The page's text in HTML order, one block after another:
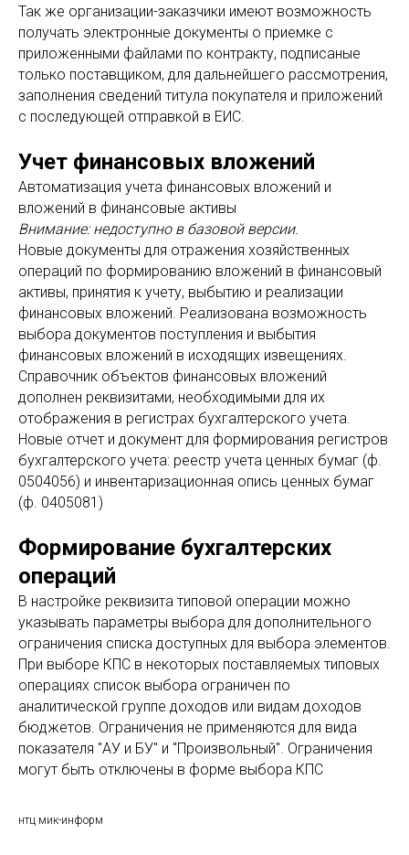
Так же организации-заказчики имеют возможность
получать электронные документы о приемке с
приложенными файлами по контракту, подписаные
только поставщиком, для дальнейшего рассмотрения,
заполнения сведений титула покупателя и приложений
с последующей отправкой в ЕИС.
Учет финансовых вложений
Автоматизация учета финансовых вложений и
вложений в финансовые активы
Внимание: недоступно в базовой версии.
Новые документы для отражения хозяйственных
операций по формированию вложений в финансовый
активы, принятия к учету, выбытию и реализации
финансовых вложений. Реализована возможность
выбора документов поступления и выбытия
финансовых вложений в исходящих извещениях.
Справочник объектов финансовых вложений
дополнен реквизитами, необходимыми для их
отображения в регистрах бухгалтерского учета.
Новые отчет и документ для формирования регистров
бухгалтерского учета: реестр учета ценных бумаг (ф.
0504056) и инвентаризационная опись ценных бумаг
(ф. 0405081)
Формирование бухгалтерских
операций
В настройке реквизита типовой операции можно
указывать параметры выбора для дополнительного
ограничения списка доступных для выбора элементов.
При выборе КПС в некоторых поставляемых типовых
операциях список выбора ограничен по
аналитической группе доходов или видам доходов
бюджетов. Ограничения не применяются для вида
показателя "АУ и БУ" и "Произвольный". Ограничения
могут быть отключены в форме выбора КПС
нтц мик-информ